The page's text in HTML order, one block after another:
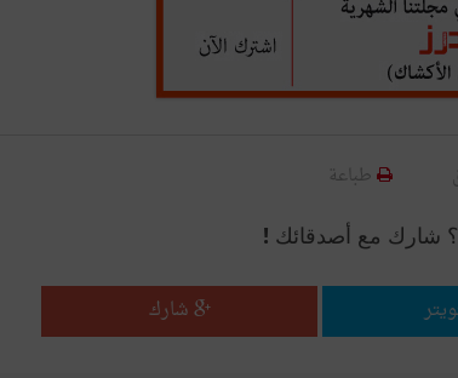
طباعة
شارك مع أصدقائك !
شارك